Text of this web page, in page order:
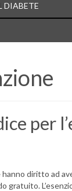
DIABETE
per
diritto ad
gratuito.